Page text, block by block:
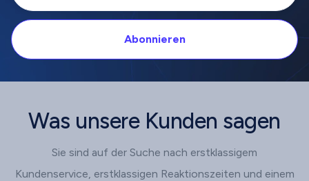
Was unsere Kunden sagen
Sie sind auf der Suche nach erstklassigem
Kundenservice, erstklassigen Reaktionszeiten und einem